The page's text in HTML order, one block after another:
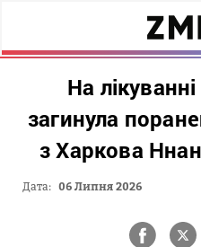
На
загинула
з Харкова
Дата: 06 Липня 2026